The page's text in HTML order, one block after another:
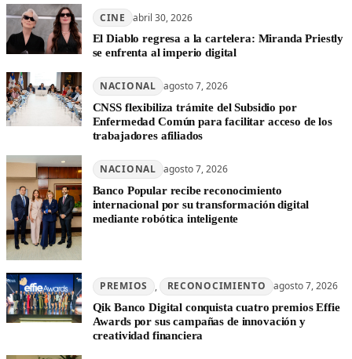
CINE abril 30, 2026
El Diablo regresa a la cartelera: Miranda Priestly
se enfrenta al imperio digital
NACIONAL agosto 7, 2026
CNSS flexibiliza trámite del Subsidio por
Enfermedad Común para facilitar acceso de los
trabajadores afiliados
NACIONAL agosto 7, 2026
Banco Popular recibe reconocimiento
internacional por su transformación digital
mediante robótica inteligente
PREMIOS , RECONOCIMIENTO agosto 7, 2026
Qik Banco Digital conquista cuatro premios Effie
Awards por sus campañas de innovación y
creatividad financiera